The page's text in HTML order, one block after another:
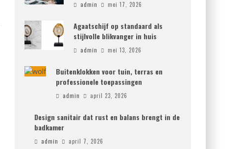
admin mei 17, 2026
Agaatschijf op standaard als
stijlvolle blikvanger in huis
admin mei 13, 2026
Buitenklokken voor tuin, terras en
professionele toepassingen
admin april 23, 2026
Design sanitair dat rust en balans brengt in de
badkamer
admin april 7, 2026